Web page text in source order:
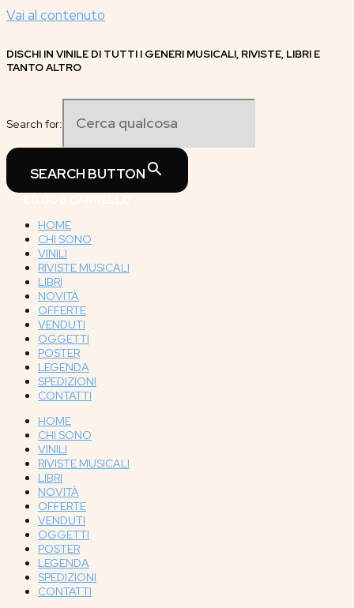
Vai al contenuto
DISCHI IN VINILE DI TUTTI I GENERI MUSICALI, RIVISTE, LIBRI E
TANTO ALTRO
Search for:
SEARCH BUTTON
HOME
CHI SONO
VINILI
RIVISTE MUSICALI
LIBRI
NOVITÀ
OFFERTE
VENDUTI
OGGETTI
POSTER
LEGENDA
SPEDIZIONI
CONTATTI
HOME
CHI SONO
VINILI
RIVISTE MUSICALI
LIBRI
NOVITÀ
OFFERTE
VENDUTI
OGGETTI
POSTER
LEGENDA
SPEDIZIONI
CONTATTI